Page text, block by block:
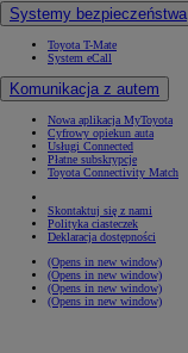
Systemy bezpieczeństwa
Toyota T-Mate
System eCall
Komunikacja z autem
Nowa aplikacja MyToyota
Cyfrowy opiekun auta
Usługi Connected
Płatne subskrypcje
Toyota Connectivity Match
Skontaktuj się z nami
Polityka ciasteczek
Deklaracja dostępności
(Opens in new window)
(Opens in new window)
(Opens in new window)
(Opens in new window)